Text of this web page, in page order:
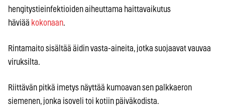
hengitystieinfektioiden aiheuttama haittavaikutus
häviää kokonaan.
Rintamaito sisältää äidin vasta-aineita, jotka suojaavat vauvaa
viruksilta.
Riittävän pitkä imetys näyttää kumoavan sen palkkaeron
siemenen, jonka isoveli toi kotiin päiväkodista.